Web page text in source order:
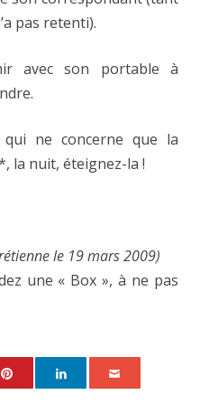
pas retenti).
avec son portable à
ne concerne que la
la nuit, éteignez-la !
le 19 mars 2009)
une « Box », à ne pas